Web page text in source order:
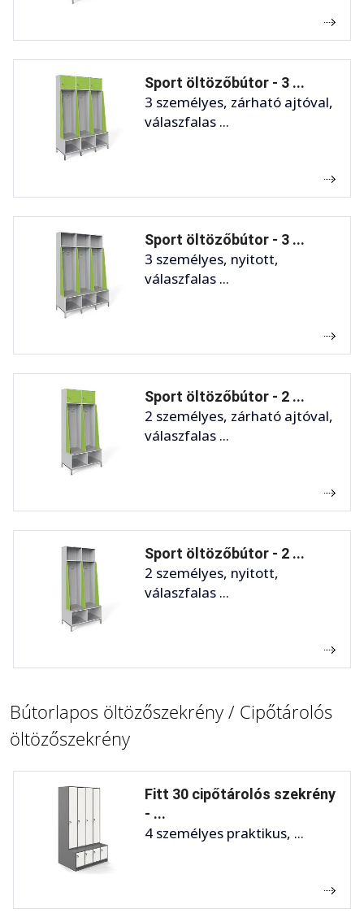
Sport öltözőbútor - 3 ...
3 személyes, zárható ajtóval,
válaszfalas ...
Sport öltözőbútor - 3 ...
3 személyes, nyitott,
válaszfalas ...
Sport öltözőbútor - 2 ...
2 személyes, zárható ajtóval,
válaszfalas ...
Sport öltözőbútor - 2 ...
2 személyes, nyitott,
válaszfalas ...
Bútorlapos öltözőszekrény / Cipőtárolós
öltözőszekrény
Fitt 30 cipőtárolós szekrény
- ...
4 személyes praktikus, ...